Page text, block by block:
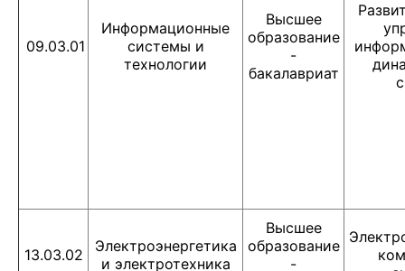
09.03.01
Информационные
системы и
технологии
Высшее
образование
-
бакалавриат
13.03.02
Электроэнергетика
и электротехника
Высшее
образование
-